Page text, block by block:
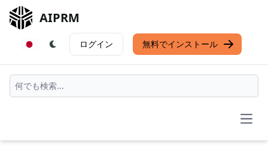
AIPRM
ログイン 無料でインストール